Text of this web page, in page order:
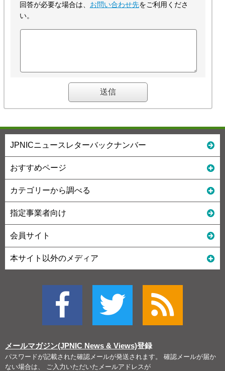
回答が必要な場合は、 お問い合わせ先をご利用くださ
い。
JPNICニュースレターバックナンバー
おすすめページ
カテゴリーから調べる
指定事業者向け
会員サイト
本サイト以外のメディア
メールマガジン(JPNIC News & Views)登録
パスワードが記載された確認メールが発送されます。 確認メールが届か
ない場合は、 ご入力いただいたメールアドレスが